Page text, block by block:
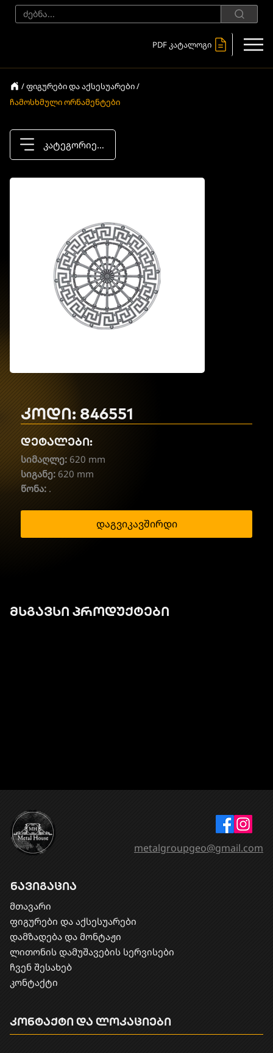
PDF კატალოგი
/ ფიგურები და აქსესუარები /
ჩამოსხმული ორნამენტები
კატეგორიები
კოდი: 846551
დეტალები:
სიმაღლე: 620 mm
სიგანე: 620 mm
წონა: .
დაგვიკავშირდი
მსგავსი პროდუქტები
ნავიგაცია
მთავარი
ფიგურები და აქსესუარები
დამზადება და მონტაჟი
​ლითონის დამუშავების სერვისები
ჩვენ შესახებ
კონტაქტი
კონტაქტი და ლოკაციები
metalgroupgeo@gmail.com